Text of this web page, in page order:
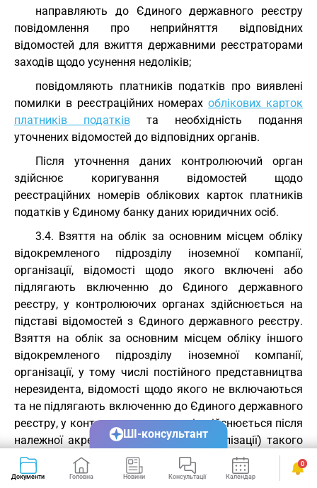
направляють до Єдиного державного реєстру
повідомлення про неприйняття відповідних
відомостей для вжиття державними реєстраторами
заходів щодо усунення недоліків;
повідомляють платників податків про виявлені
помилки в реєстраційних номерахоблікових карток
платників податків та необхідність подання
уточнених відомостей до відповідних органів.
Після уточнення даних контролюючий орган
здійснює коригування відомостей щодо
реєстраційних номерів облікових карток платників
податків у Єдиному банку даних юридичних осіб.
3.4. Взяття на облік за основним місцем обліку
відокремленого підрозділу іноземної компанії,
організації, відомості щодо якого включені або
підлягають включенню до Єдиного державного
реєстру, у контролюючих органах здійснюється на
підставі відомостей з Єдиного державного реєстру.
Взяття на облік за основним місцем обліку іншого
відокремленого підрозділу іноземної компанії,
організації, у тому числі постійного представництва
нерезидента, відомості щодо якого не включаються
та не підлягають включенню до Єдиного державного
реєстру, у контролюючому органі здійснюється після
належної акредитації (реєстрації, легалізації) такого
підрозділу на території України згідно із законом:
( Абзац перший пункту 3.4 розділу III із змінами,
Документи Головна Новини Консультації Календар Сервіси
0
ШІ-консультант